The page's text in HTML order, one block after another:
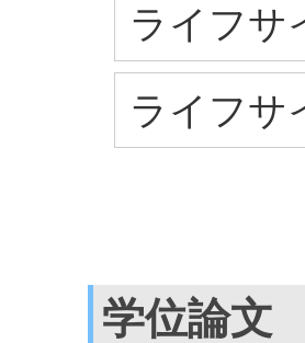
ライフサ
ライフサ
学位論文